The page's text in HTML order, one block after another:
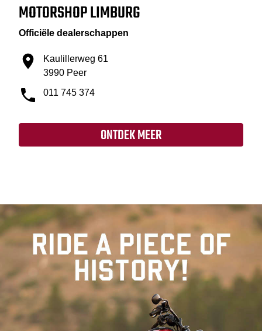
MOTORSHOP LIMBURG
Officiële dealerschappen
Kaulillerweg 61
3990 Peer
011 745 374
ONTDEK MEER